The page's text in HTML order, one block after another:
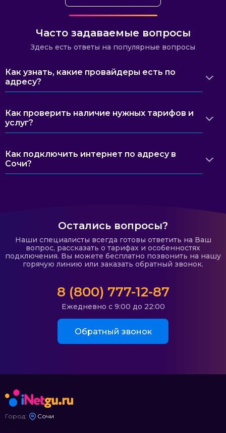
Часто задаваемые вопросы
Здесь есть ответы на популярные вопросы
Как узнать, какие провайдеры есть по
адресу?
Как проверить наличие нужных тарифов и
услуг?
Как подключить интернет по адресу в
Сочи?
Остались вопросы?
Наши специалисты всегда готовы ответить на Ваш
вопрос, рассказать о тарифах и особенностях
подключения. Вы можете бесплатно позвонить на нашу
горячую линию или заказать обратный звонок.
8 (800) 777-12-87
Ежедневно с 9:00 до 22:00
Обратный звонок
Город: Сочи